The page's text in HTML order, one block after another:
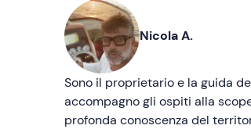
Nicola A.
Sono il proprietario e la guida
accompagno gli ospiti alla
profonda conoscenza del